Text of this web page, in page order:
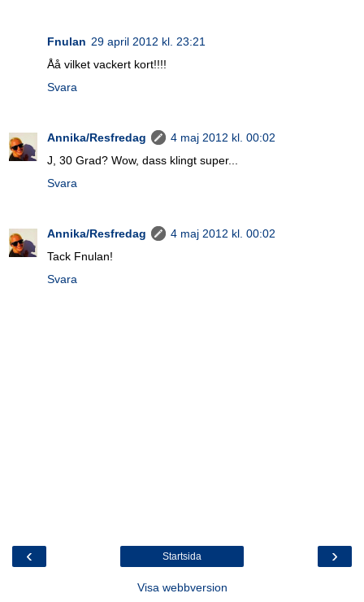
Fnulan 29 april 2012 kl. 23:21
Åå vilket vackert kort!!!!
Svara
Annika/Resfredag
4 maj 2012 kl. 00:02
J, 30 Grad? Wow, dass klingt super...
Svara
Annika/Resfredag
4 maj 2012 kl. 00:02
Tack Fnulan!
Svara
‹ ›
Startsida
Visa webbversion